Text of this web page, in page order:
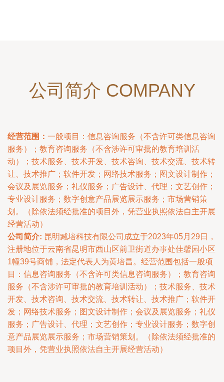
公司简介 COMPANY
经营范围： 一般项目：信息咨询服务（不含许可类信息咨询
服务）；教育咨询服务（不含涉许可审批的教育培训活
动）；技术服务、技术开发、技术咨询、技术交流、技术转
让、技术推广；软件开发；网络技术服务；图文设计制作；
会议及展览服务；礼仪服务；广告设计、代理；文艺创作；
专业设计服务；数字创意产品展览展示服务；市场营销策
划。（除依法须经批准的项目外，凭营业执照依法自主开展
经营活动）
公司简介: 昆明臧培科技有限公司成立于2023年05月29日，
注册地位于云南省昆明市西山区前卫街道办事处佳馨园小区
1幢39号商铺，法定代表人为黄培昌。经营范围包括一般项
目：信息咨询服务（不含许可类信息咨询服务）；教育咨询
服务（不含涉许可审批的教育培训活动）；技术服务、技术
开发、技术咨询、技术交流、技术转让、技术推广；软件开
发；网络技术服务；图文设计制作；会议及展览服务；礼仪
服务；广告设计、代理；文艺创作；专业设计服务；数字创
意产品展览展示服务；市场营销策划。（除依法须经批准的
项目外，凭营业执照依法自主开展经营活动）